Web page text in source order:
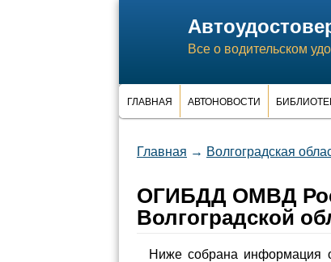
Все о водительском
ГЛАВНАЯ АВТОНОВОСТИ
Главная → Волгоградская
ОГИБДД ОМВД
Волгоградской
Ниже собрана информация